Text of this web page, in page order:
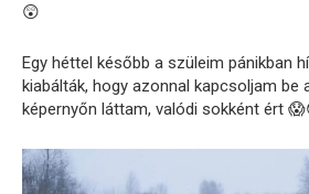
😲
Egy héttel később a szüleim pánikban
kiabálták, hogy azonnal kapcsoljam be
képernyőn láttam, valódi sokként ért